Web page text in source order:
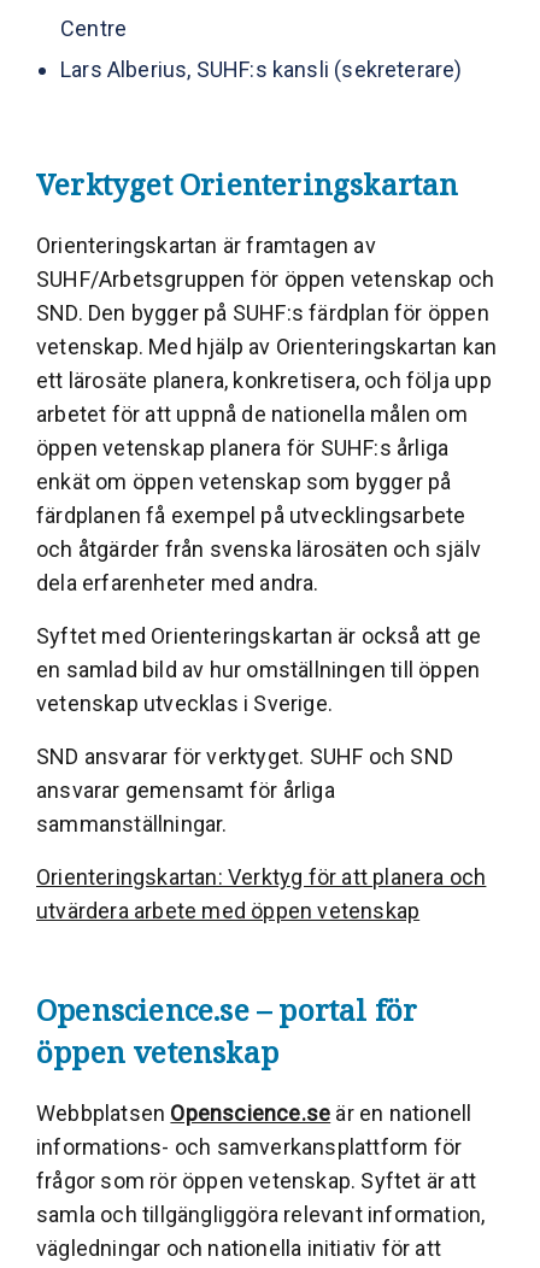
Centre
Lars Alberius, SUHF:s kansli (sekreterare)
Verktyget Orienteringskartan
Orienteringskartan är framtagen av
SUHF/Arbetsgruppen för öppen vetenskap och
SND. Den bygger på SUHF:s färdplan för öppen
vetenskap. Med hjälp av Orienteringskartan kan
ett lärosäte planera, konkretisera, och följa upp
arbetet för att uppnå de nationella målen om
öppen vetenskap planera för SUHF:s årliga
enkät om öppen vetenskap som bygger på
färdplanen få exempel på utvecklingsarbete
och åtgärder från svenska lärosäten och själv
dela erfarenheter med andra.
Syftet med Orienteringskartan är också att ge
en samlad bild av hur omställningen till öppen
vetenskap utvecklas i Sverige.
SND ansvarar för verktyget. SUHF och SND
ansvarar gemensamt för årliga
sammanställningar.
Orienteringskartan: Verktyg för att planera och
utvärdera arbete med öppen vetenskap
Openscience.se – portal för
öppen vetenskap
Webbplatsen Openscience.se är en nationell
informations- och samverkansplattform för
frågor som rör öppen vetenskap. Syftet är att
samla och tillgängliggöra relevant information,
vägledningar och nationella initiativ för att